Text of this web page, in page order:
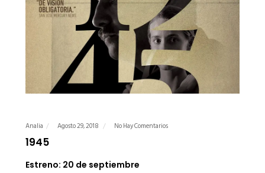
Analia Agosto 29, 2018 No Hay Comentarios
1945
Estreno: 20 de septiembre